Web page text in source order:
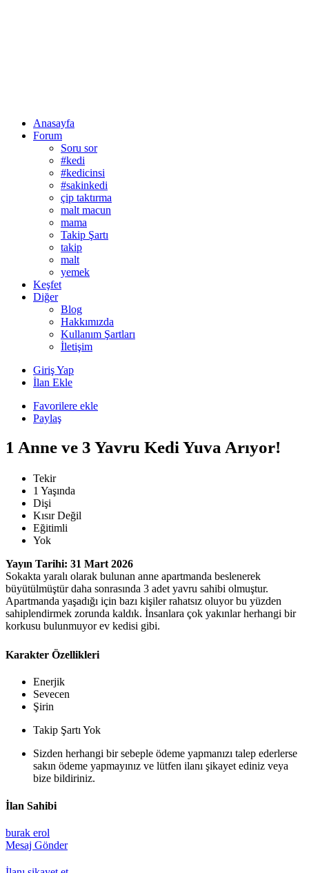
Anasayfa
Forum
Soru sor
#kedi
#kedicinsi
#sakinkedi
çip taktırma
malt macun
mama
Takip Şartı
takip
malt
yemek
Keşfet
Diğer
Blog
Hakkımızda
Kullanım Şartları
İletişim
Giriş Yap
İlan Ekle
Favorilere ekle
Paylaş
1 Anne ve 3 Yavru Kedi Yuva Arıyor!
Tekir
1 Yaşında
Dişi
Kısır Değil
Eğitimli
Yok
Yayın Tarihi: 31 Mart 2026
Sokakta yaralı olarak bulunan anne apartmanda beslenerek
büyütülmüştür daha sonrasında 3 adet yavru sahibi olmuştur.
Apartmanda yaşadığı için bazı kişiler rahatsız oluyor bu yüzden
sahiplendirmek zorunda kaldık. İnsanlara çok yakınlar herhangi bir
korkusu bulunmuyor ev kedisi gibi.
Karakter Özellikleri
Enerjik
Sevecen
Şirin
Takip Şartı Yok
Sizden herhangi bir sebeple ödeme yapmanızı talep ederlerse
sakın ödeme yapmayınız ve lütfen ilanı şikayet ediniz veya
bize bildiriniz.
İlan Sahibi
burak erol
Mesaj Gönder